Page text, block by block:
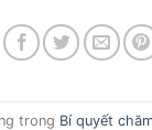
trong Bí quyết